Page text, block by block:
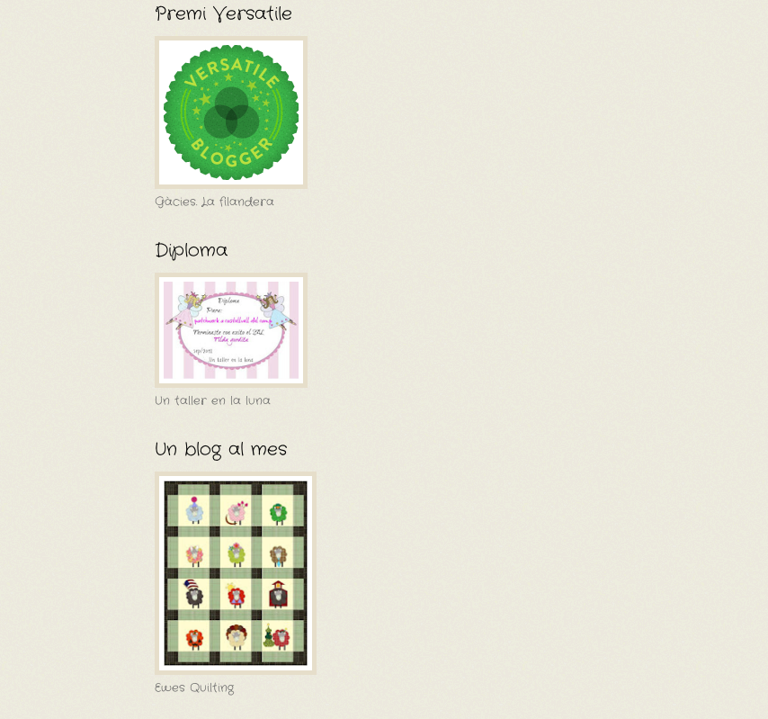
Premi Versatile
Gàcies. La filandera
Diploma
Un taller en la luna
Un blog al mes
Ewes Quilting